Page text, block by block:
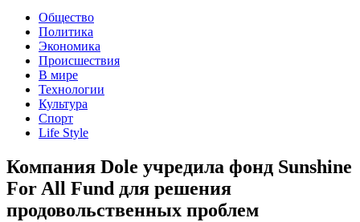
Общество
Политика
Экономика
Происшествия
В мире
Технологии
Культура
Спорт
Life Style
Компания Dole учредила фонд Sunshine
For All Fund для решения
продовольственных проблем